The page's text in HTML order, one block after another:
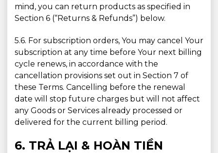
mind, you can return products as specified in
Section 6 (“Returns & Refunds”) below.
5.6. For subscription orders, You may cancel Your
subscription at any time before Your next billing
cycle renews, in accordance with the
cancellation provisions set out in Section 7 of
these Terms. Cancelling before the renewal
date will stop future charges but will not affect
any Goods or Services already processed or
delivered for the current billing period.
6. TRẢ LẠI & HOÀN TIỀN